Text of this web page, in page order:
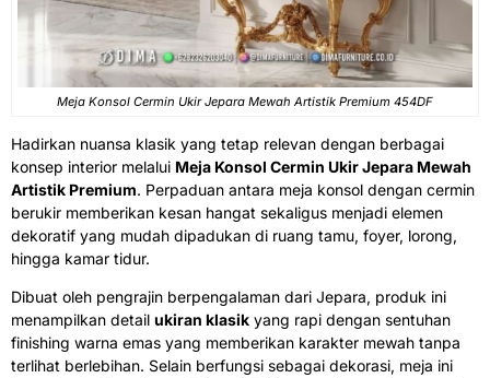
Meja Konsol Cermin Ukir Jepara Mewah Artistik Premium 454DF
Hadirkan nuansa klasik yang tetap relevan dengan berbagai
konsep interior melalui Meja Konsol Cermin Ukir Jepara Mewah
Artistik Premium. Perpaduan antara meja konsol dengan cermin
berukir memberikan kesan hangat sekaligus menjadi elemen
dekoratif yang mudah dipadukan di ruang tamu, foyer, lorong,
hingga kamar tidur.
Dibuat oleh pengrajin berpengalaman dari Jepara, produk ini
menampilkan detail ukiran klasik yang rapi dengan sentuhan
finishing warna emas yang memberikan karakter mewah tanpa
terlihat berlebihan. Selain berfungsi sebagai dekorasi, meja ini